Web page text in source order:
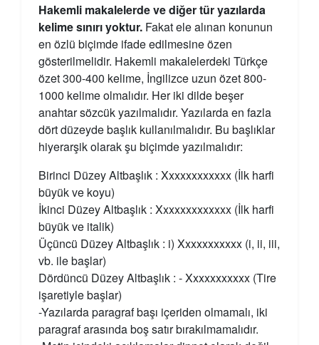
Hakemli makalelerde ve diğer tür yazılarda
kelime sınırı yoktur. Fakat ele alınan konunun
en özlü biçimde ifade edilmesine özen
gösterilmelidir. Hakemli makalelerdeki Türkçe
özet 300-400 kelime, İngilizce uzun özet 800-
1000 kelime olmalıdır. Her iki dilde beşer
anahtar sözcük yazılmalıdır. Yazılarda en fazla
dört düzeyde başlık kullanılmalıdır. Bu başlıklar
hiyerarşik olarak şu biçimde yazılmalıdır:
Birinci Düzey Altbaşlık : Xxxxxxxxxxxx (İlk harfi
büyük ve koyu)
İkinci Düzey Altbaşlık : Xxxxxxxxxxxxx (İlk harfi
büyük ve italik)
Üçüncü Düzey Altbaşlık : i) Xxxxxxxxxxx (i, ii, iii,
vb. ile başlar)
Dördüncü Düzey Altbaşlık : - Xxxxxxxxxxx (Tire
işaretiyle başlar)
-Yazılarda paragraf başı içeriden olmamalı, iki
paragraf arasında boş satır bırakılmamalıdır.